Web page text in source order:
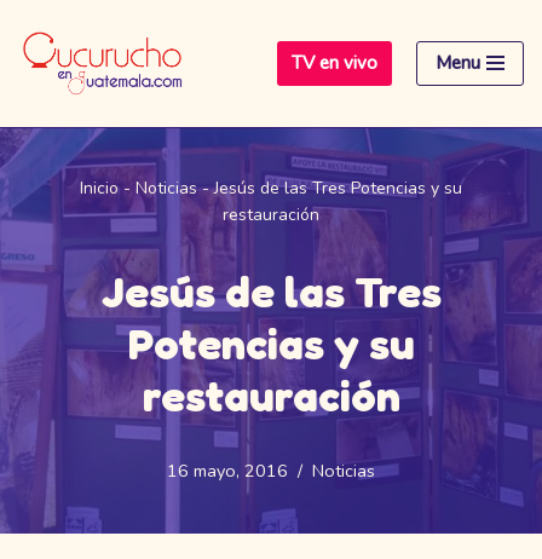
Saltar
contenido
TV en vivo Menu
Inicio- Noticias-Jesús de las Tres Potencias y su
restauración
Jesús de las Tres
Potencias y su
restauración
16 mayo, 2016 Noticias